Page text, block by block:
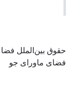
حقوق بین‌الملل فضا
فضای ماورای جو